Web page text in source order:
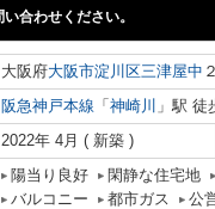
合わせください。
大阪府大阪市淀川区三津屋中
阪急神戸本線 「 神崎川 」駅 徒
2022年 4月 ( 新築 )
陽当り良好 閑静な住宅地
バルコニー
都市ガス 公